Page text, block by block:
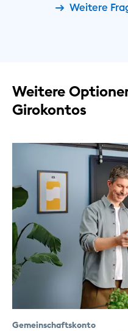
Weitere
Weitere
Girokontos
Gemeinschaftskonto